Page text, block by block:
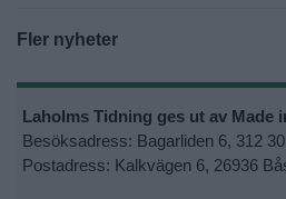
Fler nyheter
Laholms Tidning ges ut av Made
Besöksadress: Bagarliden 6, 312
Postadress: Kalkvägen 6, 26936